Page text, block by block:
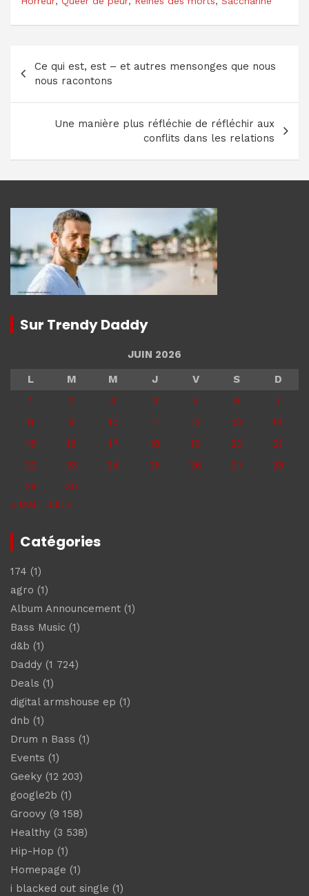
Navigation
de
l’article
Ce qui est, est – et autres mensonges que nous
nous racontons
Une manière plus réfléchie de réfléchir aux
conflits dans les relations
Sur Trendy Daddy
JUIN 2026
L
M M J V S
D
1
2 3 4 5 6
7
8
9 10 11 12 13
14
15
16 17 18 19 20
21
22
23 24 25 26 27
28
29
30
« Mai
Juil »
Catégories
174 (1)
agro (1)
Album Announcement (1)
Bass Music (1)
d&b (1)
Daddy (1 724)
Deals (1)
digital armshouse ep (1)
dnb (1)
Drum n Bass (1)
Events (1)
Geeky (12 203)
google2b (1)
Groovy (9 158)
Healthy (3 538)
Hip-Hop (1)
Homepage (1)
i blacked out single (1)